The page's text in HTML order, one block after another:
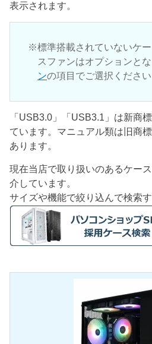
表示されます。
標準搭載されていないケ
スファンはオプションとな
ンの項目でご選択ください
「USB3.0」「USB3.1」は新商
ています。マニュアル類は旧商
あります。
現在当店で取り扱いのあるケー
介しています。
サイズや機能で絞り込んで検索